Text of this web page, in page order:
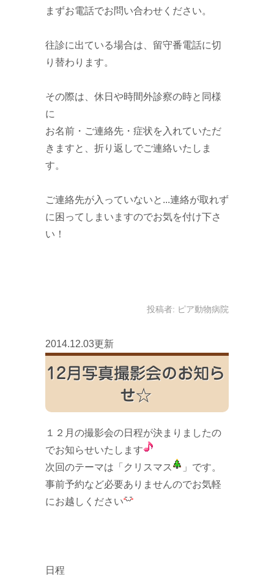
まずお電話でお問い合わせください。
往診に出ている場合は、留守番電話に切
り替わります。
その際は、休日や時間外診察の時と同様
に
お名前・ご連絡先・症状を入れていただ
きますと、折り返しでご連絡いたしま
す。
ご連絡先が入っていないと...連絡が取れず
に困ってしまいますのでお気を付け下さ
い！
投稿者: ピア動物病院
2014.12.03更新
12月写真撮影会のお知ら
せ☆
１２月の撮影会の日程が決まりましたの
でお知らせいたします
次回のテーマは「クリスマス
」です。
事前予約など必要ありませんのでお気軽
にお越しください
日程